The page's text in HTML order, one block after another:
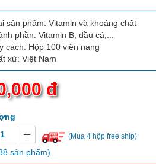
sản phẩm: Vitamin và khoáng chất
phần: Vitamin B, dầu cá,...
cách: Hộp 100 viên nang
xứ: Việt Nam
đ
(Mua 4 hộp free ship)
sản phẩm)